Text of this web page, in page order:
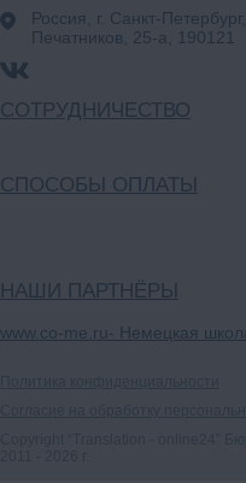
Россия, г. Санкт-
Печатников, 25-а, 190121
СОТРУДНИЧЕСТВО
СПОСОБЫ ОПЛАТЫ
НАШИ ПАРТНЁРЫ
www.co-me.ru- Немецкая